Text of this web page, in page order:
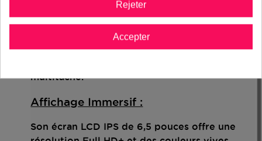
Il est équipé d'un processeur Qualcomm
Snapdragon 480 5G, associé à une RAM
généreuse, offrant des performances fluides
multitâche.
Affichage Immersif :
Son écran LCD IPS de 6,5 pouces offre une
Rejeter
Accepter